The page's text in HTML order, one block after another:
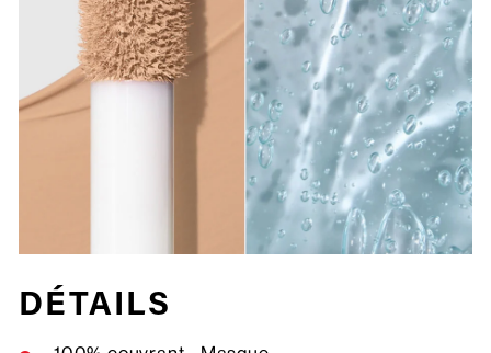
DÉTAILS